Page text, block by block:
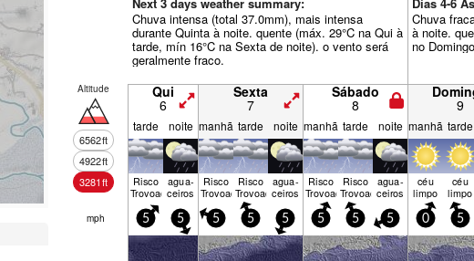
Chuva intensa (total 37.0mm), mais intensa
durante Quinta à noite. quente (máx. 29°C na Qui à
tarde, mín 16°C na Sexta de noite). o vento será
geralmente fraco.
Chuva
à noite.
no
Altitude
6562ft
4922ft
3281ft
Qui
6
Sexta
7
Sábado
8 9
tarde noite manhã tarde noite manhã tarde noite manhã tarde
Risco
Trovoada
agua­
ceiros
Risco
Trovoada
Risco
Trovoada
agua­
ceiros
Risco
Trovoada
Risco
Trovoada
agua­
ceiros
céu
limpo
céu
limpo
mph 5 5 5 5 5 5 5 5 0 5